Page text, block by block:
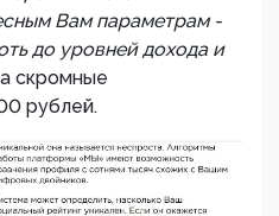
Вам параметрам -
до уровней дохода и
скромные
рублей.